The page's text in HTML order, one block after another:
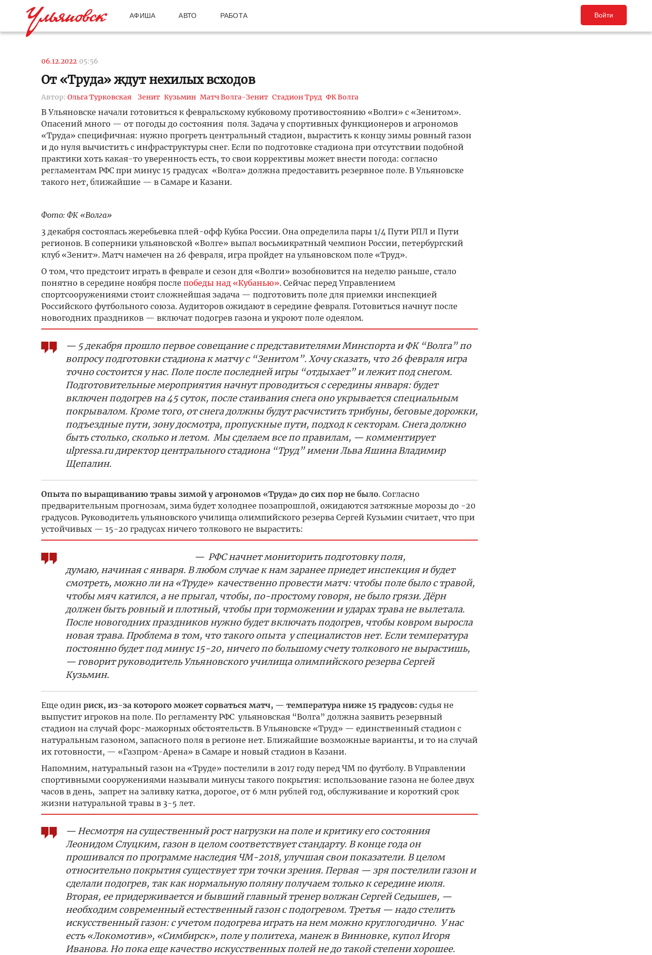
АФИША АВТО РАБОТА Войти
06.12.2022 05:56
От «Труда» ждут нехилых всходов
Автор: Ольга Турковская Зенит Кузьмин Матч Волга-Зенит Стадион Труд ФК Волга
В Ульяновске начали готовиться к февральскому кубковому противостоянию «Волги» с «Зенитом».
Опасений много — от погоды до состояния поля. Задача у спортивных функционеров и агрономов
«Труда» специфичная: нужно прогреть центральный стадион, вырастить к концу зимы ровный газон
и до нуля вычистить с инфраструктуры снег. Если по подготовке стадиона при отсутствии подобной
практики хоть какая-то уверенность есть, то свои коррективы может внести погода: согласно
регламентам РФС при минус 15 градусах «Волга» должна предоставить резервное поле. В Ульяновске
такого нет, ближайшие — в Самаре и Казани.
Фото: ФК «Волга»
3 декабря состоялась жеребьевка плей-офф Кубка России. Она определила пары 1/4 Пути РПЛ и Пути
регионов. В соперники ульяновской «Волге» выпал восьмикратный чемпион России, петербургский
клуб «Зенит». Матч намечен на 26 февраля, игра пройдет на ульяновском поле «Труд».
О том, что предстоит играть в феврале и сезон для «Волги» возобновится на неделю раньше, стало
понятно в середине ноября после победы над «Кубанью». Сейчас перед Управлением
спортсооружениями стоит сложнейшая задача — подготовить поле для приемки инспекцией
Российского футбольного союза. Аудиторов ожидают в середине февраля. Готовиться начнут после
новогодних праздников — включат подогрев газона и укроют поле одеялом.
— 5 декабря прошло первое совещание с представителями Минспорта и ФК “Волга” по
вопросу подготовки стадиона к матчу с “Зенитом”. Хочу сказать, что 26 февраля игра
точно состоится у нас. Поле после последней игры “отдыхает” и лежит под снегом.
Подготовительные мероприятия начнут проводиться с середины января: будет
включен подогрев на 45 суток, после стаивания снега оно укрывается специальным
покрывалом. Кроме того, от снега должны будут расчистить трибуны, беговые дорожки,
подъездные пути, зону досмотра, пропускные пути, подход к секторам. Снега должно
быть столько, сколько и летом. Мы сделаем все по правилам, — комментирует
ulpressa.ru директор центрального стадиона “Труд” имени Льва Яшина Владимир
Щепалин.
Опыта по выращиванию травы зимой у агрономов «Труда» до сих пор не было. Согласно
предварительным прогнозам, зима будет холоднее позапрошлой, ожидаются затяжные морозы до -20
градусов. Руководитель ульяновского училища олимпийского резерва Сергей Кузьмин считает, что при
устойчивых — 15-20 градусах ничего толкового не вырастить:
— РФС начнет мониторить подготовку поля,
думаю, начиная с января. В любом случае к нам заранее приедет инспекция и будет
смотреть, можно ли на «Труде» качественно провести матч: чтобы поле было с травой,
чтобы мяч катился, а не прыгал, чтобы, по-простому говоря, не было грязи. Дёрн
должен быть ровный и плотный, чтобы при торможении и ударах трава не вылетала.
После новогодних праздников нужно будет включать подогрев, чтобы ковром выросла
новая трава. Проблема в том, что такого опыта у специалистов нет. Если температура
постоянно будет под минус 15-20, ничего по большому счету толкового не вырастишь,
— говорит руководитель Ульяновского училища олимпийского резерва Сергей
Кузьмин.
Еще один риск, из-за которого может сорваться матч, — температура ниже 15 градусов: судья не
выпустит игроков на поле. По регламенту РФС ульяновская “Волга” должна заявить резервный
стадион на случай форс-мажорных обстоятельств. В Ульяновске «Труд» — единственный стадион с
натуральным газоном, запасного поля в регионе нет. Ближайшие возможные варианты, и то на случай
их готовности, — «Газпром-Арена» в Самаре и новый стадион в Казани.
Напомним, натуральный газон на «Труде» постелили в 2017 году перед ЧМ по футболу. В Управлении
спортивными сооружениями называли минусы такого покрытия: использование газона не более двух
часов в день, запрет на заливку катка, дорогое, от 6 млн рублей год, обслуживание и короткий срок
жизни натуральной травы в 3-5 лет.
— Несмотря на существенный рост нагрузки на поле и критику его состояния
Леонидом Слуцким, газон в целом соответствует стандарту. В конце года он
прошивался по программе наследия ЧМ-2018, улучшая свои показатели. В целом
относительно покрытия существует три точки зрения. Первая — зря постелили газон и
сделали подогрев, так как нормальную поляну получаем только к середине июля.
Вторая, ее придерживается и бывший главный тренер волжан Сергей Седышев, —
необходим современный естественный газон с подогревом. Третья — надо стелить
искусственный газон: с учетом подогрева играть на нем можно круглогодично. У нас
есть «Локомотив», «Симбирск», поле у политеха, манеж в Винновке, купол Игоря
Иванова. Но пока еще качество искусственных полей не до такой степени хорошее.